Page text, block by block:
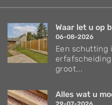
Waar let u op
06-08-2026
Een schutting
groot...
Alles wat u